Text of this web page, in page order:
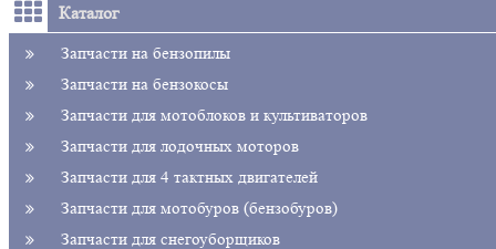
Каталог
Запчасти на бензопилы
Запчасти на бензокосы
Запчасти для мотоблоков и культиваторов
Запчасти для лодочных моторов
Запчасти для 4 тактных двигателей
Запчасти для мотобуров (бензобуров)
Запчасти для снегоуборщиков